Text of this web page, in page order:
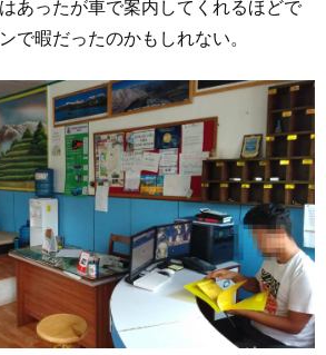
あったが車で案内してくれるほどで
で暇だったのかもしれない。